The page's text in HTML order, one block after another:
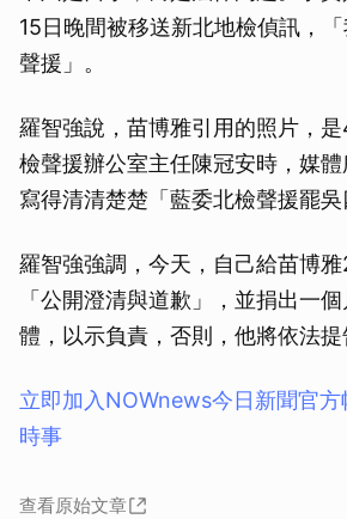
15日晚間被移送新北地檢偵訊，
聲援」。
羅智強說，苗博雅引用的照片，
檢聲援辦公室主任陳冠安時，媒
寫得清清楚楚「藍委北檢聲援罷吳
羅智強強調，今天，自己給苗博
「公開澄清與道歉」，並捐出一
體，以示負責，否則，他將依法提
立即加入NOWnews今⽇新聞官
時事
查看原始文章